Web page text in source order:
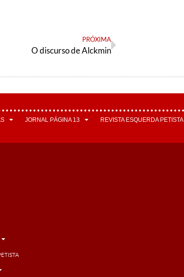
PRÓXIMA
O discurso de Alckmin
JORNAL PÁGINA 13 REVISTA ESQUERDA PETISTA